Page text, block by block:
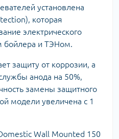
установлена
которая
электрического
бойлера и ТЭНом.
защиту от коррозии, а
анода на 50%,
замены защитного
модели увеличена с 1
Wall Mounted 150